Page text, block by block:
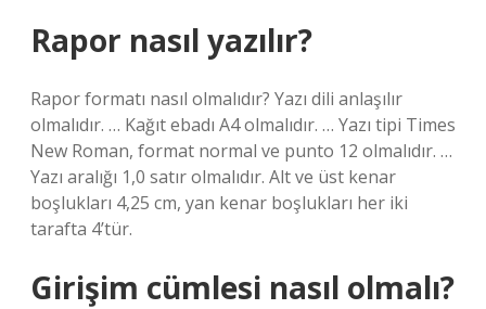
Rapor nasıl yazılır?
Rapor formatı nasıl olmalıdır? Yazı dili anlaşılır
olmalıdır. … Kağıt ebadı A4 olmalıdır. … Yazı tipi Times
New Roman, format normal ve punto 12 olmalıdır. …
Yazı aralığı 1,0 satır olmalıdır. Alt ve üst kenar
boşlukları 4,25 cm, yan kenar boşlukları her iki
tarafta 4’tür.
Girişim cümlesi nasıl olmalı?